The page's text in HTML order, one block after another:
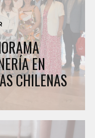
EN
CHILENAS